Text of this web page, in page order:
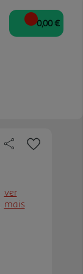
0,00 €
ver
mais